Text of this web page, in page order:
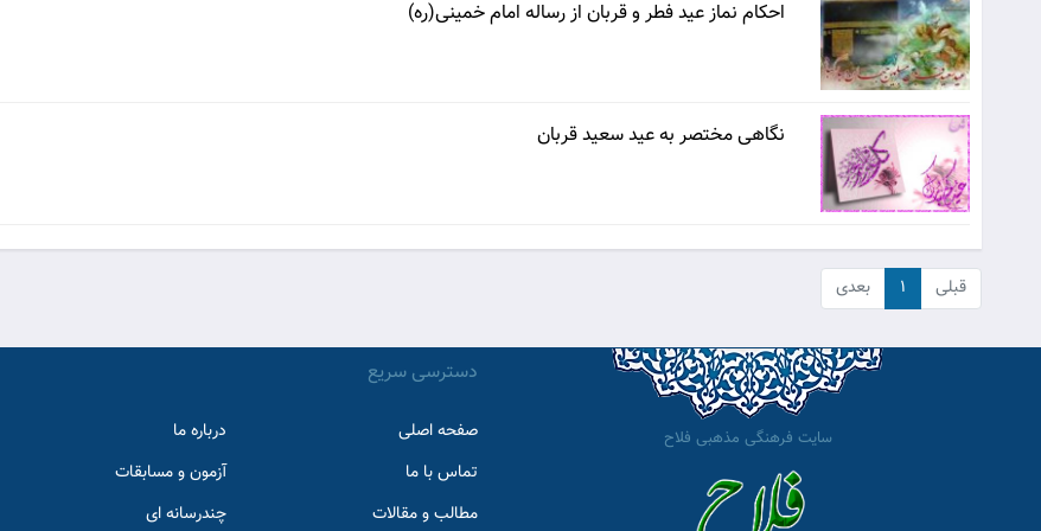
احكام نماز عید فطر و قربان از رساله امام خمینى(ره)
نگاهی مختصر به عید سعید قربان
قبلی ۱ بعدی
سایت فرهنگی مذهبی فلاح
دسترسی سریع
صفحه اصلی
درباره ما
تماس با ما
آزمون و مسابقات
مطالب و مقالات
چندرسانه ای